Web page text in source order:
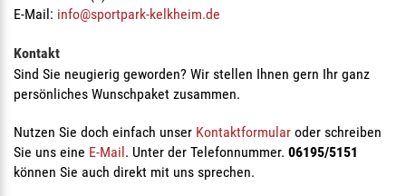
E-Mail: info@sportpark-kelkheim.de
Kontakt
Sind Sie neugierig geworden? Wir stellen Ihnen gern Ihr ganz
persönliches Wunschpaket zusammen.
Nutzen Sie doch einfach unser Kontaktformular oder schreiben
Sie uns eine E-Mail. Unter der Telefonnummer. 06195/5151
können Sie auch direkt mit uns sprechen.